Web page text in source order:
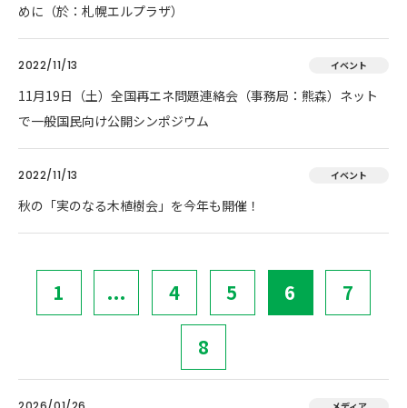
めに（於：札幌エルプラザ）
2022/11/13 イベント
11月19日（土）全国再エネ問題連絡会（事務局：熊森）ネット
で一般国民向け公開シンポジウム
2022/11/13 イベント
秋の「実のなる木植樹会」を今年も開催！
1 ... 4 5 6 7
8